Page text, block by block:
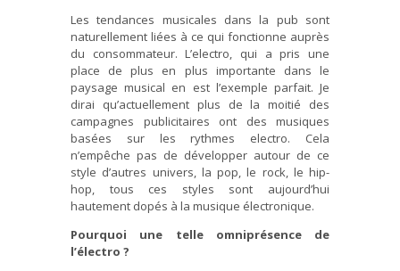
Les tendances musicales dans la pub sont
naturellement liées à ce qui fonctionne auprès
du consommateur. L’electro, qui a pris une
place de plus en plus importante dans le
paysage musical en est l’exemple parfait. Je
dirai qu’actuellement plus de la moitié des
campagnes publicitaires ont des musiques
basées sur les rythmes electro. Cela
n’empêche pas de développer autour de ce
style d’autres univers, la pop, le rock, le hip-
hop, tous ces styles sont aujourd’hui
hautement dopés à la musique électronique.
Pourquoi une telle omniprésence de
l’électro ?